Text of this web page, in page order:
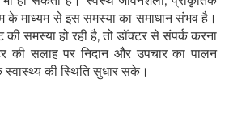
के माध्यम से इस समस्या का समाधान संभव है।
की समस्या हो रही है, तो डॉक्टर से संपर्क करना
की सलाह पर निदान और उपचार का पालन
की स्थिति सुधार सके।